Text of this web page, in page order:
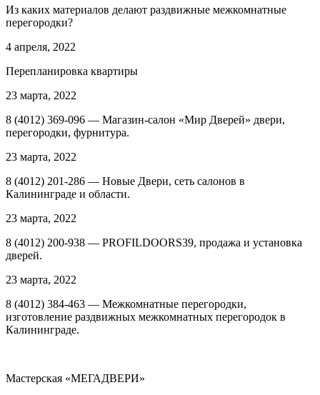
Из каких материалов делают раздвижные межкомнатные
перегородки?
4 апреля, 2022
Перепланировка квартиры
23 марта, 2022
8 (4012) 369-096 — Магазин-салон «Мир Дверей» двери,
перегородки, фурнитура.
23 марта, 2022
8 (4012) 201-286 — Новые Двери, сеть салонов в
Калининграде и области.
23 марта, 2022
8 (4012) 200-938 — PROFILDOORS39, продажа и установка
дверей.
23 марта, 2022
8 (4012) 384-463 — Межкомнатные перегородки,
изготовление раздвижных межкомнатных перегородок в
Калининграде.
Мастерская «МЕГАДВЕРИ»